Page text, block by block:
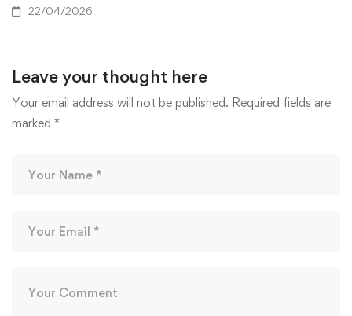
22/04/2026
Leave your thought here
Your email address will not be published. Required fields are
marked *